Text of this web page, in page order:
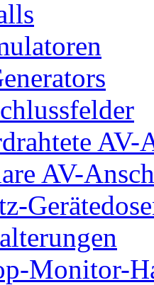
AV-
AV-
Monitor-